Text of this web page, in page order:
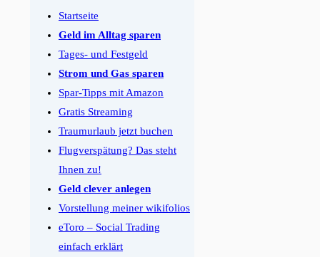
Button
einzuklappen
Startseite
Geld im Alltag sparen
Tages- und Festgeld
Strom und Gas sparen
Spar-Tipps mit Amazon
Gratis Streaming
Traumurlaub jetzt buchen
Flugverspätung? Das steht
Ihnen zu!
Geld clever anlegen
Vorstellung meiner wikifolios
eToro – Social Trading
einfach erklärt